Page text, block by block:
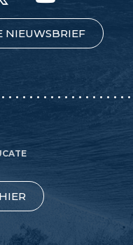
NIEUWSBRIEF